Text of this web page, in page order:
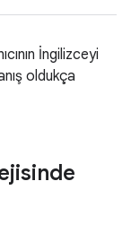
İngilizceyi
oldukça